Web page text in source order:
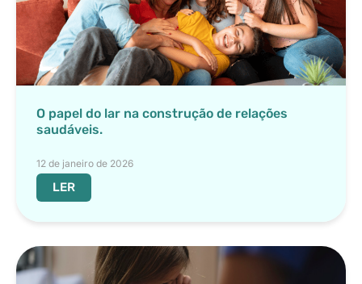
O papel do lar na construção de relações
saudáveis.
12 de janeiro de 2026
LER